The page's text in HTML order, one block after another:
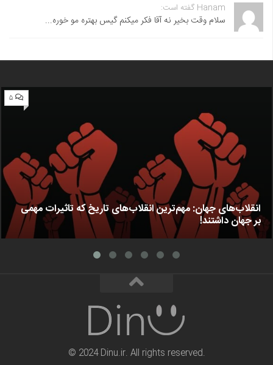
Hanam گفته است:
سلام وقت بخیر نه آقا فکر میکنم گیس بهتره مو خوره...
۵
انقلاب‌های جهان: مهم‌ترین انقلاب‌های تاریخ که تاثیرات مهمی
بر جهان داشتند!
© 2024 Dinu.ir. All rights reserved.